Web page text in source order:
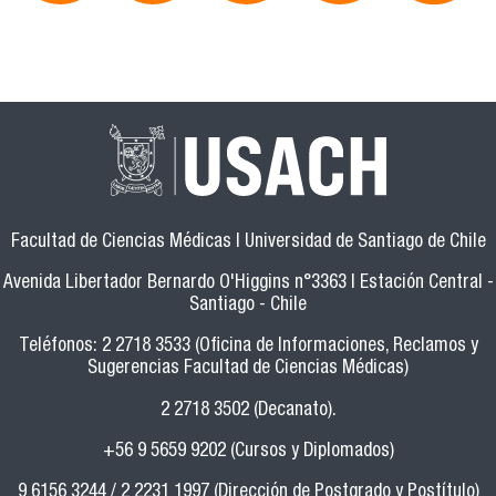
Facultad de Ciencias Médicas | Universidad de Santiago de Chile
Avenida Libertador Bernardo O'Higgins n°3363 | Estación Central -
Santiago - Chile
Teléfonos: 2 2718 3533 (Oficina de Informaciones, Reclamos y
Sugerencias Facultad de Ciencias Médicas)
2 2718 3502 (Decanato).
+56 9 5659 9202 (Cursos y Diplomados)